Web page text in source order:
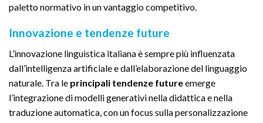
paletto normativo in un vantaggio competitivo.
Innovazione e tendenze future
L’innovazione linguistica italiana è sempre più influenzata
dall’intelligenza artificiale e dall’elaborazione del linguaggio
naturale. Tra le principali tendenze futureemerge
l’integrazione di modelli generativi nella didattica e nella
traduzione automatica, con un focus sulla personalizzazione